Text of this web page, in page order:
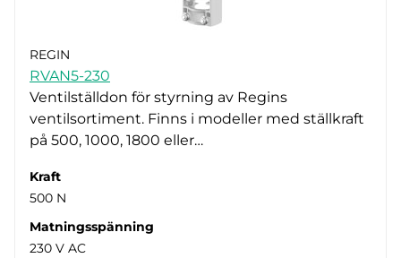
REGIN
RVAN5-230
Ventilställdon för styrning av Regins
ventilsortiment. Finns i modeller med ställkraft
på 500, 1000, 1800 eller…
Kraft
500 N
Matningsspänning
230 V AC